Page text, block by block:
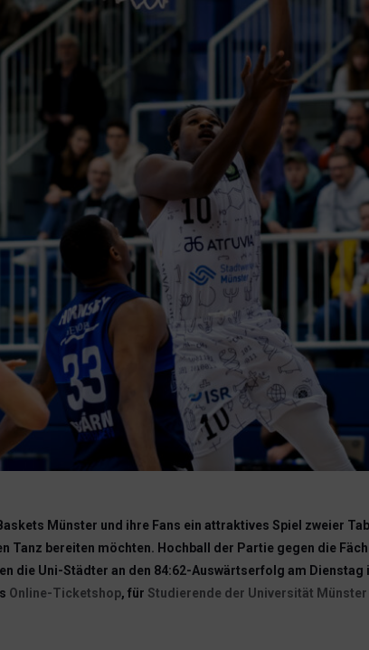
Münster und ihre Fans ein attraktives Spiel zweier
Tanz bereiten möchten. Hochball der Partie gegen die
die Uni-Städter an den 84:62-Auswärtserfolg am
Online-Ticketshop, für Studierende der Universität Münster